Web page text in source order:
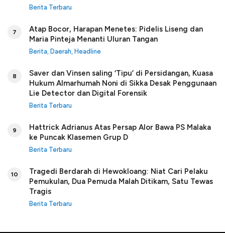
Berita Terbaru
7
Atap Bocor, Harapan Menetes: Pidelis Liseng dan
Maria Pinteja Menanti Uluran Tangan
Berita Daerah Headline
8
Saver dan Vinsen saling ‘Tipu’ di Persidangan, Kuasa
Hukum Almarhumah Noni di Sikka Desak Penggunaan
Lie Detector dan Digital Forensik
Berita Terbaru
9
Hattrick Adrianus Atas Persap Alor Bawa PS Malaka
ke Puncak Klasemen Grup D
Berita Terbaru
10
Tragedi Berdarah di Hewokloang: Niat Cari Pelaku
Pemukulan, Dua Pemuda Malah Ditikam, Satu Tewas
Tragis
Berita Terbaru